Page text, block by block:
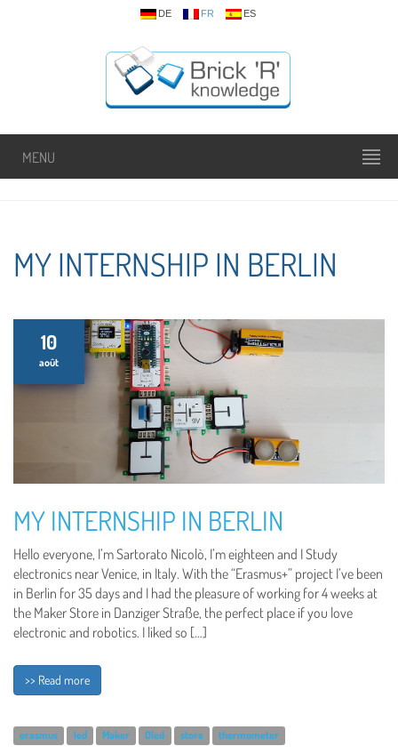
DE FR ES
MENU
MY INTERNSHIP IN BERLIN
10
août
MY INTERNSHIP IN BERLIN
Hello everyone, I’m Sartorato Nicolò, I’m eighteen and I Study
electronics near Venice, in Italy. With the “Erasmus+” project I’ve been
in Berlin for 35 days and I had the pleasure of working for 4 weeks at
the Maker Store in Danziger Straße, the perfect place if you love
electronic and robotics. I liked so […]
>> Read more
erasmus led Maker Oled store thermometer